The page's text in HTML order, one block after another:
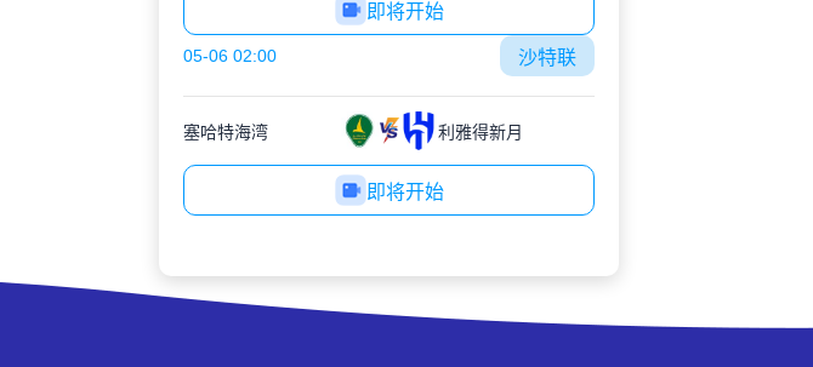
即将开始
05-06 02:00 沙特联
塞哈特海湾 利雅得新月
即将开始